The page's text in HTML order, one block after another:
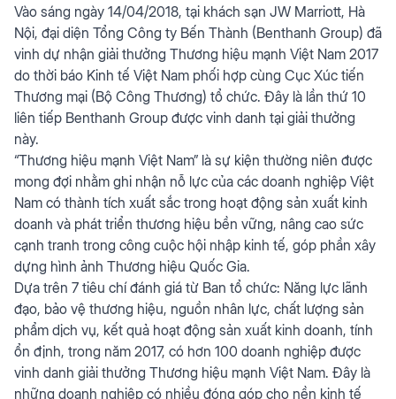
Vào sáng ngày 14/04/2018, tại khách sạn JW Marriott, Hà
Nội, đại diện Tổng Công ty Bến Thành (Benthanh Group) đã
vinh dự nhận giải thưởng Thương hiệu mạnh Việt Nam 2017
do thời báo Kinh tế Việt Nam phối hợp cùng Cục Xúc tiến
Thương mại (Bộ Công Thương) tổ chức. Đây là lần thứ 10
liên tiếp Benthanh Group được vinh danh tại giải thưởng
này.
“Thương hiệu mạnh Việt Nam” là sự kiện thường niên được
mong đợi nhằm ghi nhận nỗ lực của các doanh nghiệp Việt
Nam có thành tích xuất sắc trong hoạt động sản xuất kinh
doanh và phát triển thương hiệu bền vững, nâng cao sức
cạnh tranh trong công cuộc hội nhập kinh tế, góp phần xây
dựng hình ảnh Thương hiệu Quốc Gia.
Dựa trên 7 tiêu chí đánh giá từ Ban tổ chức: Năng lực lãnh
đạo, bảo vệ thương hiệu, nguồn nhân lực, chất lượng sản
phẩm dịch vụ, kết quả hoạt động sản xuất kinh doanh, tính
ổn định, trong năm 2017, có hơn 100 doanh nghiệp được
vinh danh giải thưởng Thương hiệu mạnh Việt Nam. Đây là
những doanh nghiệp có nhiều đóng góp cho nền kinh tế